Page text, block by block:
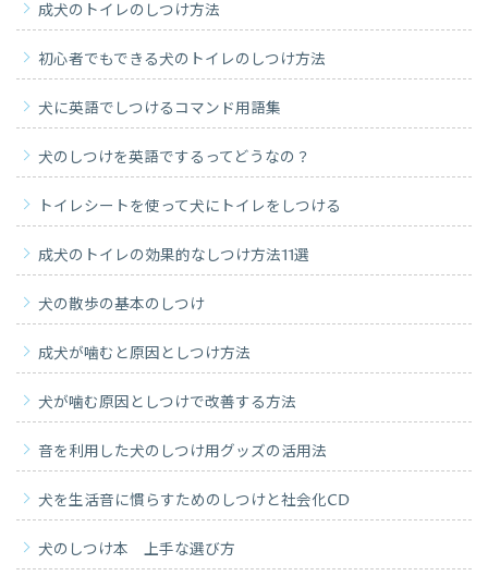
成犬のトイレのしつけ方法
初心者でもできる犬のトイレのしつけ方法
犬に英語でしつけるコマンド用語集
犬のしつけを英語でするってどうなの？
トイレシートを使って犬にトイレをしつける
成犬のトイレの効果的なしつけ方法11選
犬の散歩の基本のしつけ
成犬が噛むと原因としつけ方法
犬が噛む原因としつけで改善する方法
音を利用した犬のしつけ用グッズの活用法
犬を生活音に慣らすためのしつけと社会化CD
犬のしつけ本 上手な選び方